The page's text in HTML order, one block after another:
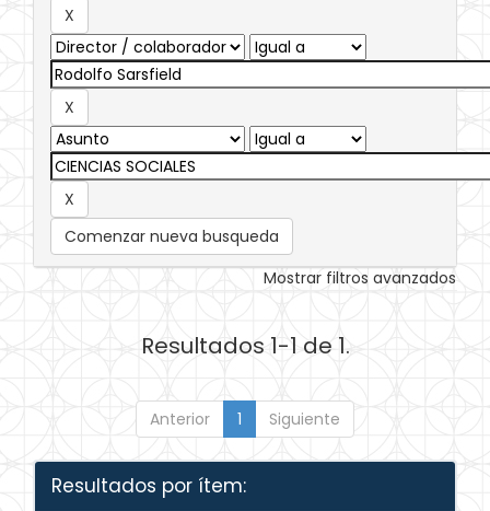
Comenzar nueva busqueda
Mostrar filtros avanzados
Resultados 1-1 de 1.
Anterior 1 Siguiente
Resultados por ítem: